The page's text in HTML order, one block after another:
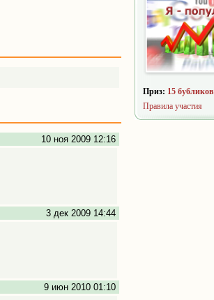
10 ноя 2009 12:16
3 дек 2009 14:44
9 июн 2010 01:10
Приз: 15 бубликов
Правила участия